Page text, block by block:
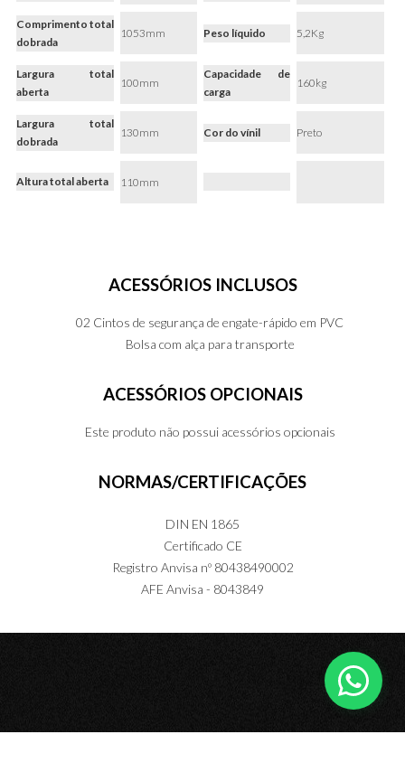
Comprimento total
dobrada
1053mm Peso líquido 5,2Kg
Largura total
aberta
100mm
Capacidade de
carga
160kg
Largura total
dobrada
130mm Cor do vínil Preto
Altura total aberta 110mm
ACESSÓRIOS INCLUSOS
02 Cintos de segurança de engate-rápido em PVC
Bolsa com alça para transporte
ACESSÓRIOS OPCIONAIS
Este produto não possui acessórios opcionais
NORMAS/CERTIFICAÇÕES
DIN EN 1865
Certificado CE
Registro Anvisa nº 80438490002
AFE Anvisa - 8043849